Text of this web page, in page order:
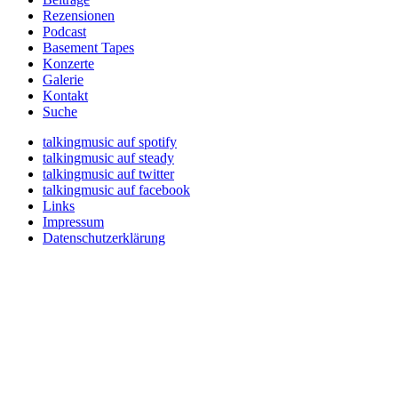
Rezensionen
Podcast
Basement Tapes
Konzerte
Galerie
Kontakt
Suche
talkingmusic auf spotify
talkingmusic auf steady
talkingmusic auf twitter
talkingmusic auf facebook
Links
Impressum
Datenschutzerklärung